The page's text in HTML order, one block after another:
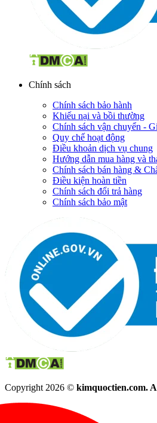
Chính sách
Chính sách bảo hành
Khiếu nại và bồi thường
Chính sách vận chuyển -
Quy chế hoạt động
Điều khoản dịch vụ chung
Hướng dẫn mua hàng và
Chính sách bán hàng &
Điều kiện hoàn tiền
Chính sách đổi trả hàng
Chính sách bảo mật
Copyright 2026 © kimquoctien.com.